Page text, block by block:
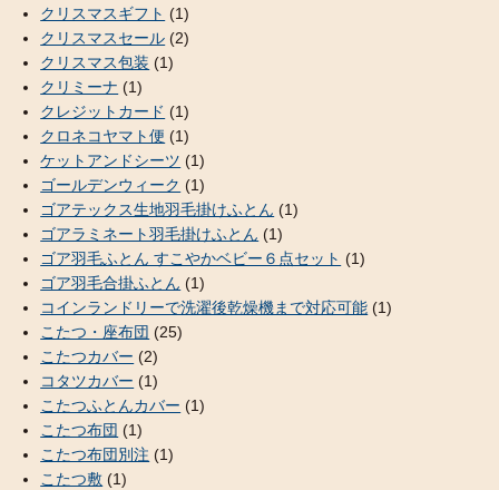
クリスマスギフト (1)
クリスマスセール (2)
クリスマス包装 (1)
クリミーナ (1)
クレジットカード (1)
クロネコヤマト便 (1)
ケットアンドシーツ (1)
ゴールデンウィーク (1)
ゴアテックス生地羽毛掛けふとん (1)
ゴアラミネート羽毛掛けふとん (1)
ゴア羽毛ふとん すこやかベビー６点セット (1)
ゴア羽毛合掛ふとん (1)
コインランドリーで洗濯後乾燥機まで対応可能 (1)
こたつ・座布団 (25)
こたつカバー (2)
コタツカバー (1)
こたつふとんカバー (1)
こたつ布団 (1)
こたつ布団別注 (1)
こたつ敷 (1)